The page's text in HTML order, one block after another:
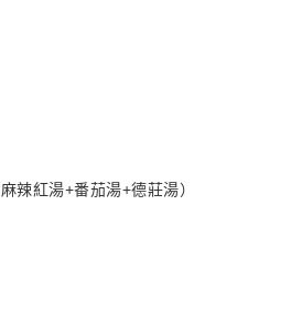
辣紅湯+番茄湯+德莊湯）